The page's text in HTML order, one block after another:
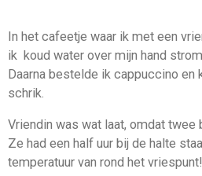
In het cafeetje waar ik met een
ik koud water over mijn hand
Daarna bestelde ik cappuccino en
schrik.
Vriendin was wat laat, omdat twee
Ze had een half uur bij de halte
temperatuur van rond het vriespunt!